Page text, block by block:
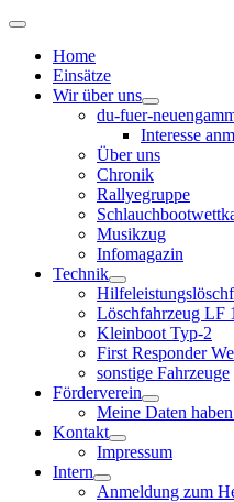
Home
Einsätze
Wir über uns
du-fuer-
Interesse
Über uns
Chronik
Rallyegruppe
Musikzug
Infomagazin
Technik
Löschfahrzeug LF
Kleinboot Typ-2
First Responder
sonstige Fahrzeuge
Förderverein
Meine Daten
Kontakt
Impressum
Intern
Anmeldung zum